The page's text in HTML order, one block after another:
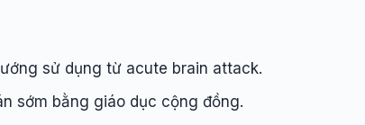
sử dụng từ acute brain attack.
sớm bằng giáo dục cộng đồng.